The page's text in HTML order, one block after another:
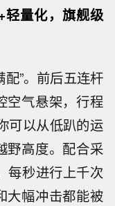
轻量化，旗舰级
”。前后五连杆
空气悬架，行程
以从低趴的运
野高度。配合采
每秒进行上千次
大幅冲击都能被